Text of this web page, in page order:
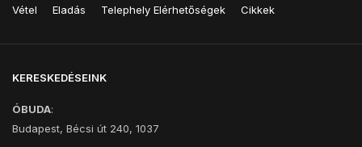
Vétel Eladás Telephely Elérhetőségek Cikkek
KERESKEDÉSEINK
ÓBUDA:
Budapest, Bécsi út 240, 1037